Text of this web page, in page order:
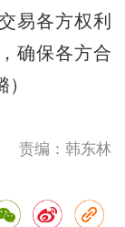
易各方权利
确保各方合
责编：韩东林